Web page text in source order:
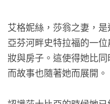
艾格妮絲，莎翁之妻，
亞芬河畔史特拉福的一
妝與房子。這使得她比
而故事也隨著她而展開。